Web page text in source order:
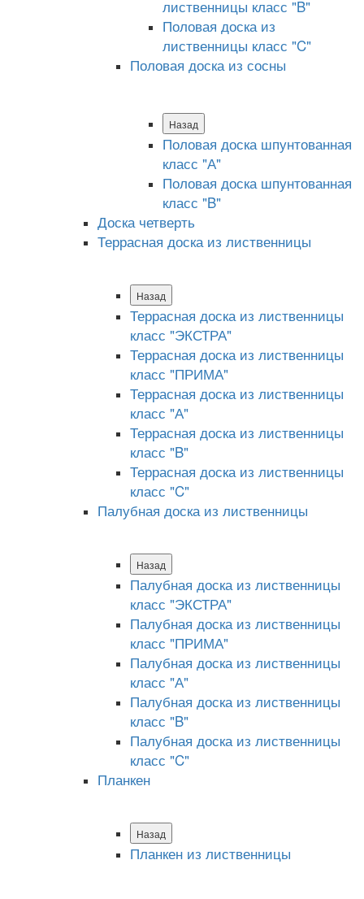
лиственницы класс "B"
Половая доска из
лиственницы класс "C"
Половая доска из сосны
Назад
Половая доска шпунтованная
класс "А"
Половая доска шпунтованная
класс "B"
Доска четверть
Террасная доска из лиственницы
Назад
Террасная доска из лиственницы
класс "ЭКСТРА"
Террасная доска из лиственницы
класс "ПРИМА"
Террасная доска из лиственницы
класс "А"
Террасная доска из лиственницы
класс "B"
Террасная доска из лиственницы
класс "C"
Палубная доска из лиственницы
Назад
Палубная доска из лиственницы
класс "ЭКСТРА"
Палубная доска из лиственницы
класс "ПРИМА"
Палубная доска из лиственницы
класс "А"
Палубная доска из лиственницы
класс "B"
Палубная доска из лиственницы
класс "C"
Планкен
Назад
Планкен из лиственницы